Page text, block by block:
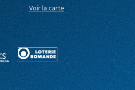
Voir la carte